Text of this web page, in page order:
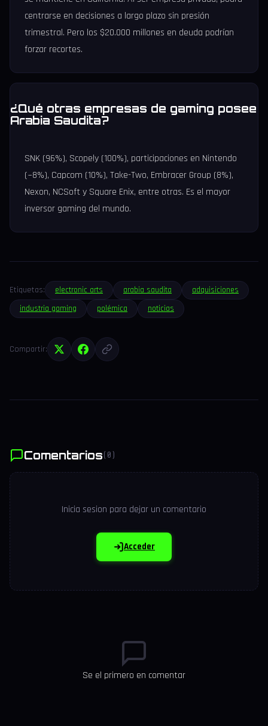
centrarse en decisiones a largo plazo sin presión
trimestral. Pero los $20.000 millones en deuda podrían
forzar recortes.
¿Qué otras empresas de gaming posee
Arabia Saudita?
SNK (96%), Scopely (100%), participaciones en Nintendo
(~8%), Capcom (10%), Take-Two, Embracer Group (8%),
Nexon, NCSoft y Square Enix, entre otras. Es el mayor
inversor gaming del mundo.
Etiquetas: electronic arts arabia saudita
adquisiciones
industria gaming
polémica noticias
Compartir:
Comentarios (0)
Inicia sesion para dejar un comentario
Acceder
Se el primero en comentar